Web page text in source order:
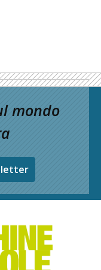
mondo